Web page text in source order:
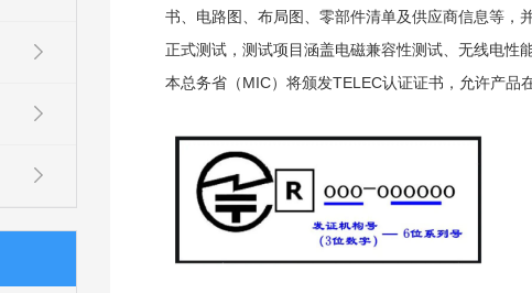
书、电路图、布局图、零部件清单及供应商信息等，
正式测试，测试项目涵盖电磁兼容性测试、无线电性
本总务省（MIC）将颁发TELEC认证证书，允许产品